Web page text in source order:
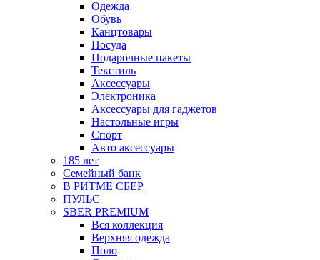
Одежда
Обувь
Канцтовары
Посуда
Подарочные пакеты
Текстиль
Аксессуары
Электроника
Аксессуары для гаджетов
Настольные игры
Спорт
Авто аксессуары
185 лет
Семейный банк
В РИТМЕ СБЕР
ПУЛЬС
SBER PREMIUM
Вся коллекция
Верхняя одежда
Поло